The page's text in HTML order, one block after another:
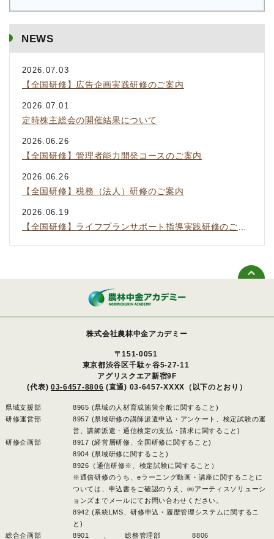
NEWS
2026.07.03
【全国研修】広告企画実践研修のご案内
2026.07.01
定時株主総会の開催結果について
2026.06.26
【全国研修】管理者能力開発コースのご案内
2026.06.26
【全国研修】税務（法人）研修のご案内
2026.06.19
株式会社農林中金アカデミー
〒151-0051
東京都渋谷区千駄ヶ谷5-27-11
アグリスクエア新宿9F
(代表) 03-6457-8806 (直通) 03-6457-XXXX（以下のとおり）
県域支援部
8965 (県域の人材育成施策全般に関すること)
研修運営部
8957 (県域研修の講師派遣申込・アンケート、検定試験の運
営、講師派遣・通信検定の支払・請求に関すること)
研修企画部
8917 (経営層研修、全国研修に関すること)
8904 (県域研修に関すること)
8926（通信研修※、検定試験に関すること）
※通信研修のうち、eラーニング動画・講座に関することに
ついては、申込書をご確認のうえ、㈱アーティスソリューシ
ョンズまでメールにてお問い合わせください。
8942 (系統LMS、研修申込・履歴管理システムに関するこ
と)
総合企画部
8901 、総務管理部 8806